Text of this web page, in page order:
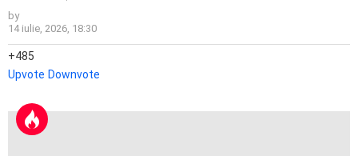
by
14 iulie, 2026, 18:30
485
Upvote Downvote